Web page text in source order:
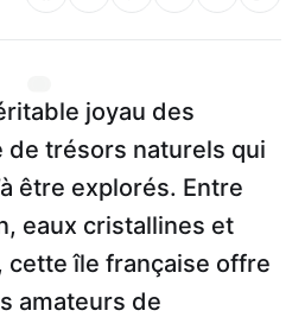
joyau des
de trésors naturels qui
être explorés. Entre
eaux cristallines et
île française offre
amateurs de